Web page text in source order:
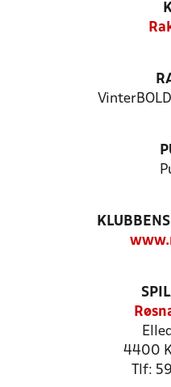
4400
Tlf: